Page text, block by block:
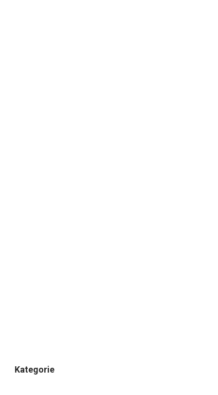
Kategorie